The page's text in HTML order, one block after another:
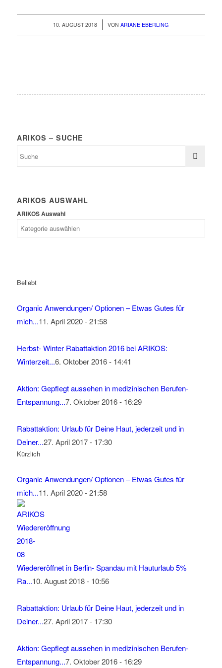
10. AUGUST 2018
/ VONARIANE EBERLING
ARIKOS – SUCHE
ARIKOS AUSWAHL
ARIKOS Auswahl
Beliebt
Organic Anwendungen/ Optionen – Etwas Gutes für
mich...11. April 2020 - 21:58
Herbst- Winter Rabattaktion 2016 bei ARIKOS:
Winterzeit...6. Oktober 2016 - 14:41
Aktion: Gepflegt aussehen in medizinischen Berufen-
Entspannung...7. Oktober 2016 - 16:29
Rabattaktion: Urlaub für Deine Haut, jederzeit und in
Deiner...27. April 2017 - 17:30
Kürzlich
Organic Anwendungen/ Optionen – Etwas Gutes für
mich...11. April 2020 - 21:58
Wiedereröffnet in Berlin- Spandau mit Hauturlaub 5%
Ra...10. August 2018 - 10:56
Rabattaktion: Urlaub für Deine Haut, jederzeit und in
Deiner...27. April 2017 - 17:30
Aktion: Gepflegt aussehen in medizinischen Berufen-
Entspannung...7. Oktober 2016 - 16:29